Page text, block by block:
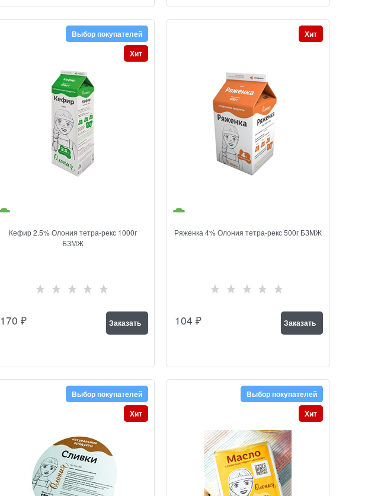
Кефир 2.5% Олония тетра-рекс 1000г
БЗМЖ
Выбор покупателей
Хит
170 ₽ Заказать
Ряженка 4% Олония тетра-рекс 500г БЗМЖ
Хит
104 ₽ Заказать
Выбор покупателей
Хит
Выбор покупателей
Хит